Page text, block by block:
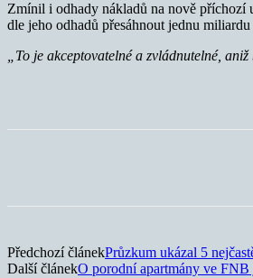
Zmínil i odhady nákladů na nově příchozí
dle jeho odhadů přesáhnout jednu
„To je akceptovatelné a zvládnutelné,
Předchozí článekPrůzkum ukázal 5
Další článekO porodní apartmány ve FNB